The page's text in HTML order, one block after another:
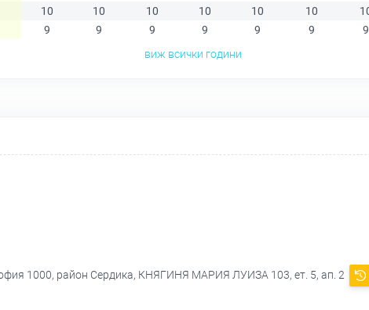
10 10 10 10 10 10
9 9 9 9 9 9
9
виж всички години
1000, район Сердика, КНЯГИНЯ МАРИЯ ЛУИЗА 103, ет. 5, ап. 2